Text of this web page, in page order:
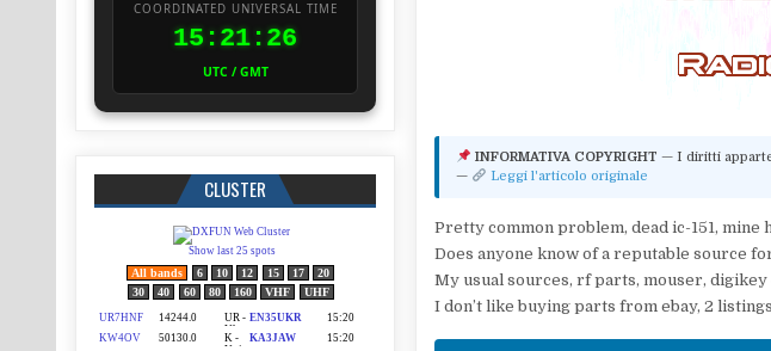
INFORMATIVA COPYRIGHT — I diritti
—
Leggi l'articolo originale
Pretty common problem, dead ic-151, mine
Does anyone know of a reputable source
My usual sources, rf parts, mouser, digikey
I don’t like buying parts from ebay, 2
COORDINATED UNIVERSAL TIME
15:21:27
UTC / GMT
CLUSTER